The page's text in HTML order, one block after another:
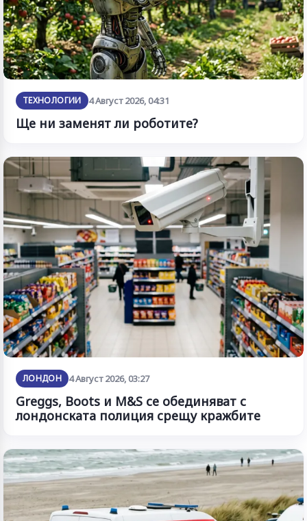
ТЕХНОЛОГИИ 4 Август 2026, 04:31
Ще ни заменят ли роботите?
ЛОНДОН 4 Август 2026, 03:27
Greggs, Boots и M&S се обединяват с
лондонската полиция срещу кражбите